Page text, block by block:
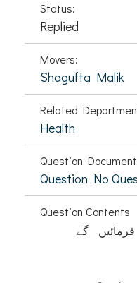
Status:
Replied
Movers:
Shagufta Malik
Related
Health
Question
Question No
Question Contents
گے